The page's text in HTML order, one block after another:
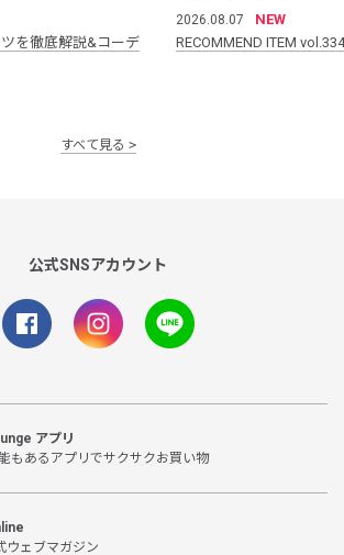
を徹底解説&コーデ
2026.08.07
NEW
RECOMMEND ITEM vol.334
すべて見る
公式SNSアカウント
アプリ
もあるアプリでサクサクお買い物
ウェブマガジン